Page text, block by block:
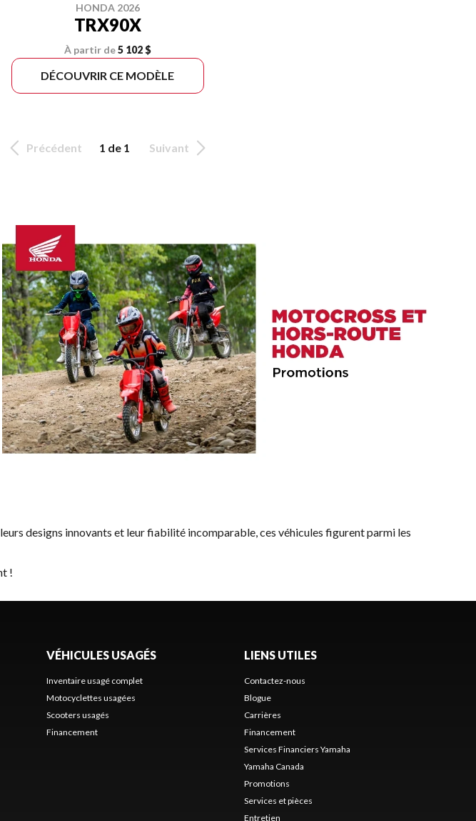
HONDA 2026
TRX90X
À partir de5 102 $
DÉCOUVRIR CE MODÈLE
Précédent 1 de 1 Suivant
designs innovants et leur fiabilité incomparable, ces véhicules figurent parmi les
!
VÉHICULES USAGÉS
Inventaire usagé complet
Motocyclettes usagées
Scooters usagés
Financement
LIENS UTILES
Contactez-nous
Blogue
Carrières
Financement
Services Financiers Yamaha
Yamaha Canada
Promotions
Services et pièces
Entretien